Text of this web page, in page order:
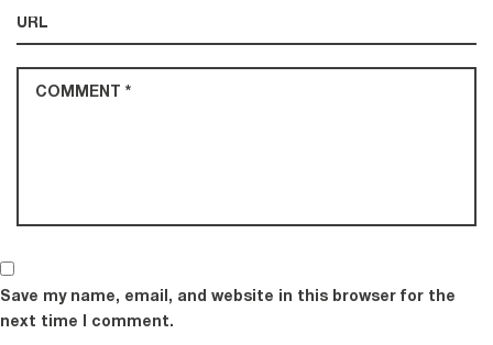
Save my name, email, and website in this browser for the
next time I comment.